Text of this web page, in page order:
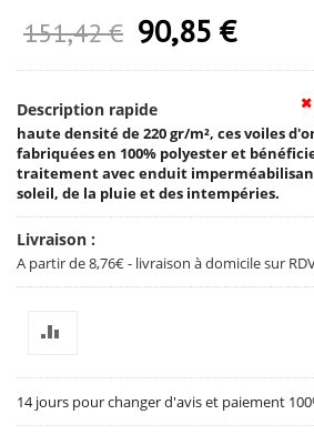
151,42 € Prix Spécial
90,85 €
Description rapide
haute densité de 220 gr/m², ces voiles
fabriquées en 100% polyester et
traitement avec enduit
soleil, de la pluie et des intempéries.
Livraison :
A partir de 8,76€ - livraison à domicile sur
14 jours pour changer d'avis et paiement